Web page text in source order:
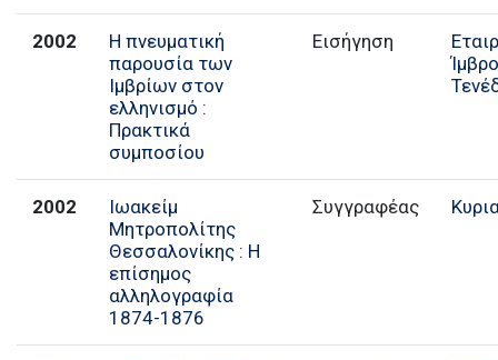
2002
Η πνευματική
παρουσία των
Ιμβρίων στον
ελληνισμό :
Πρακτικά
συμποσίου
Εισήγηση
2002
Ιωακείμ
Μητροπολίτης
Θεσσαλονίκης : Η
επίσημος
αλληλογραφία
1874-1876
Συγγραφέας